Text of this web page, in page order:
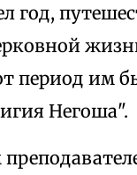
год,
период им
Негоша".